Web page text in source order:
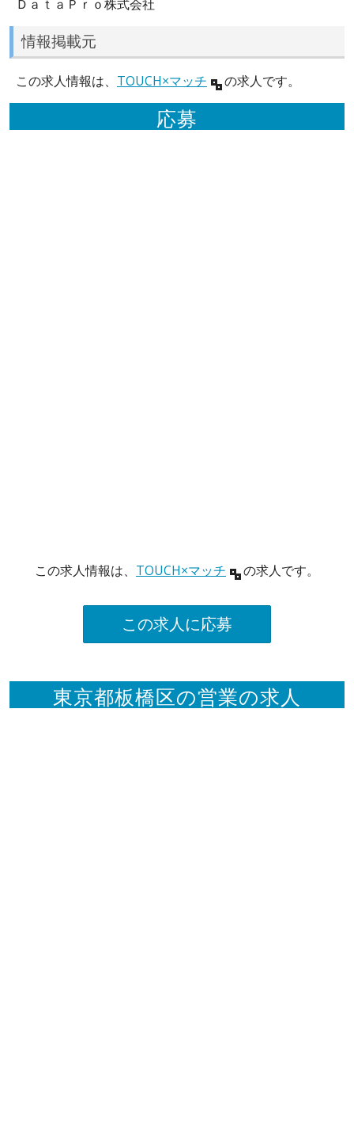
ＤａｔａＰｒｏ株式会社
情報掲載元
この求人情報は、 TOUCH×マッチ の求人です。
応募
この求人情報は、 TOUCH×マッチ の求人です。
この求人に応募
東京都板橋区の営業の求人